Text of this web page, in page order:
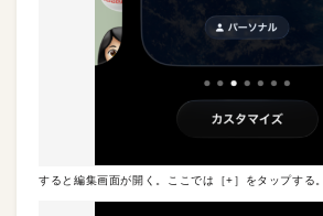
すると編集画面が開く。ここでは［+］をタップする。